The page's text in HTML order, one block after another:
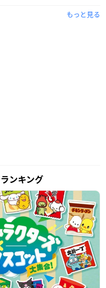
もっと見る
ンキング